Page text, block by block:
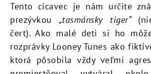
Tento cicavec je nám určite
prezývkou „tasmánsky tiger“
čert). Ako malé deti si ho
rozprávky Looney Tunes ako
ktorá pôsobila vždy veľmi